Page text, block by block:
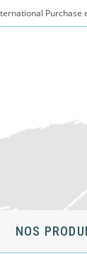
Purchase
NOS